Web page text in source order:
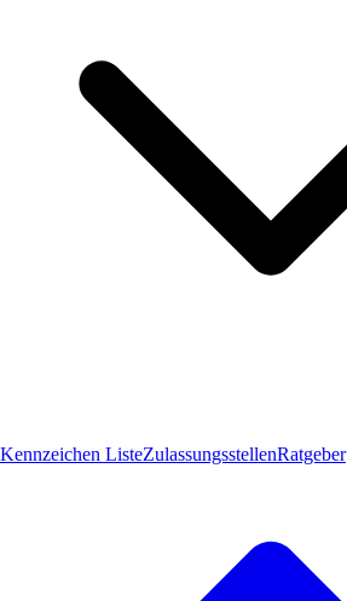
Kennzeichen ListeZulassungsstellenRatgeber